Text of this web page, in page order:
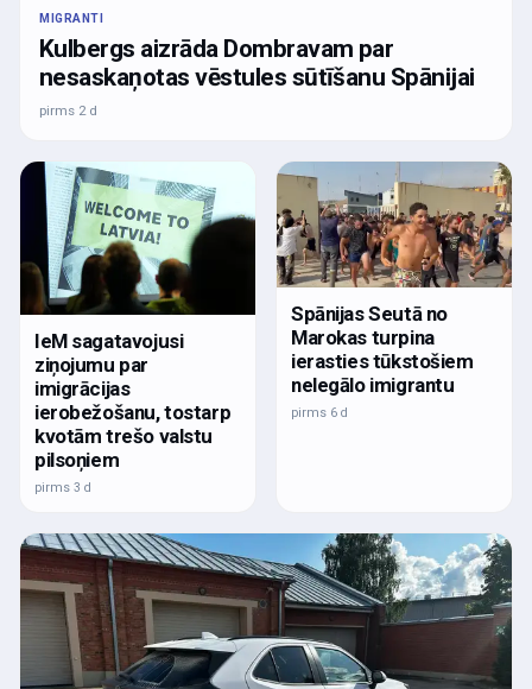
MIGRANTI
Kulbergs aizrāda Dombravam par
nesaskaņotas vēstules sūtīšanu Spānijai
pirms 2 d
IeM sagatavojusi
ziņojumu par
imigrācijas
ierobežošanu, tostarp
kvotām trešo valstu
pilsoņiem
pirms 3 d
Spānijas Seutā no
Marokas turpina
ierasties tūkstošiem
nelegālo imigrantu
pirms 6 d